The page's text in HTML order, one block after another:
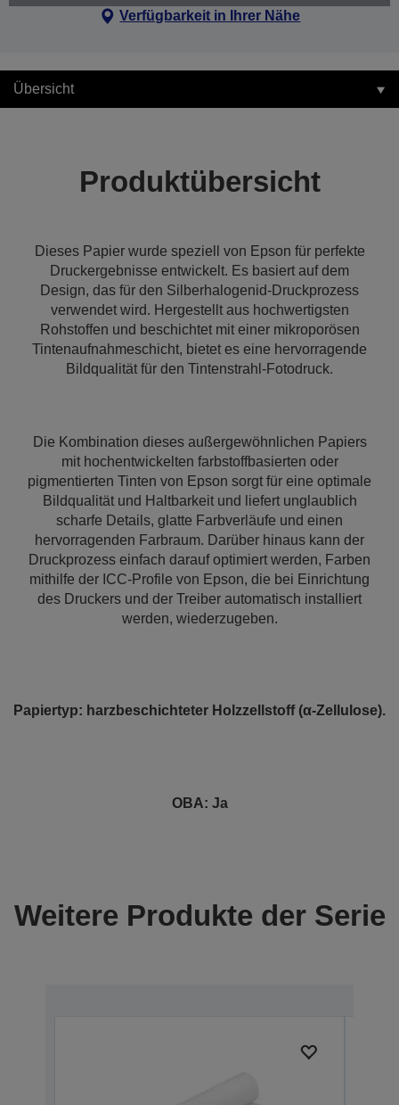
Verfügbarkeit in Ihrer Nähe
Übersicht
Produktübersicht
Dieses Papier wurde speziell von Epson für perfekte
Druckergebnisse entwickelt. Es basiert auf dem
Design, das für den Silberhalogenid-Druckprozess
verwendet wird. Hergestellt aus hochwertigsten
Rohstoffen und beschichtet mit einer mikroporösen
Tintenaufnahmeschicht, bietet es eine hervorragende
Bildqualität für den Tintenstrahl-Fotodruck.
Die Kombination dieses außergewöhnlichen Papiers
mit hochentwickelten farbstoffbasierten oder
pigmentierten Tinten von Epson sorgt für eine optimale
Bildqualität und Haltbarkeit und liefert unglaublich
scharfe Details, glatte Farbverläufe und einen
hervorragenden Farbraum. Darüber hinaus kann der
Druckprozess einfach darauf optimiert werden, Farben
mithilfe der ICC-Profile von Epson, die bei Einrichtung
des Druckers und der Treiber automatisch installiert
werden, wiederzugeben.
Papiertyp: harzbeschichteter Holzzellstoff (α-Zellulose).
OBA: Ja
Weitere Produkte der Serie